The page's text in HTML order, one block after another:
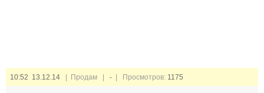
10:52 13.12.14 | Продам | - | Просмотров: 1175